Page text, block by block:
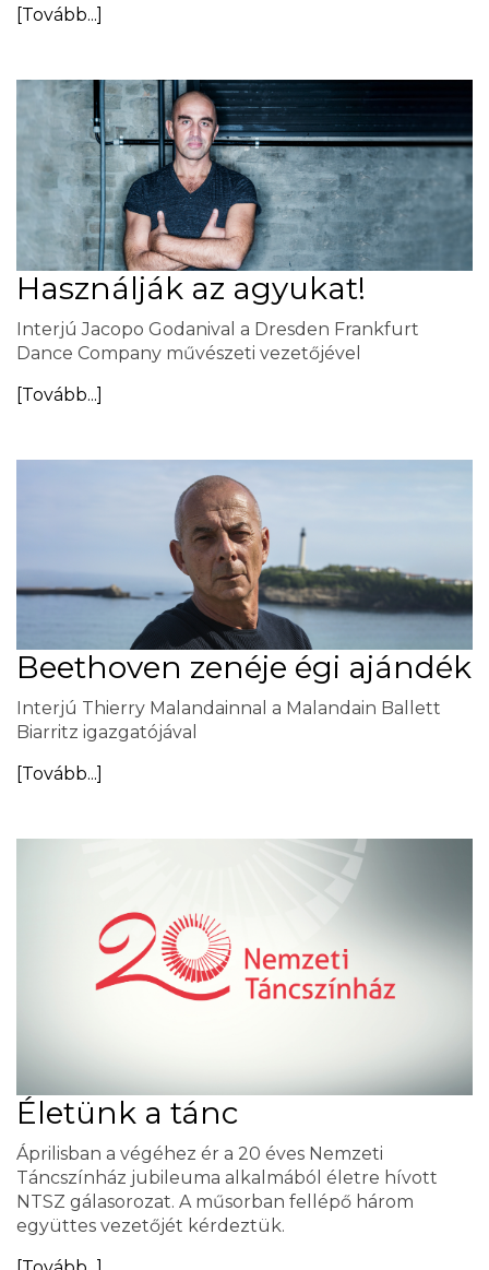
[Tovább...]
Használják az agyukat!
Interjú Jacopo Godanival a Dresden Frankfurt
Dance Company művészeti vezetőjével
[Tovább...]
Beethoven zenéje égi ajándék
Interjú Thierry Malandainnal a Malandain Ballett
Biarritz igazgatójával
[Tovább...]
Életünk a tánc
Áprilisban a végéhez ér a 20 éves Nemzeti
Táncszínház jubileuma alkalmából életre hívott
NTSZ gálasorozat. A műsorban fellépő három
együttes vezetőjét kérdeztük.